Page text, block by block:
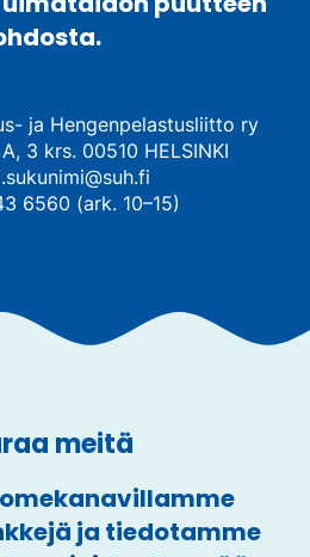
ja Hengenpelastusliitto ry
3 krs. 00510 HELSINKI
6560 (ark. 10–15)
meitä
ja tiedotamme